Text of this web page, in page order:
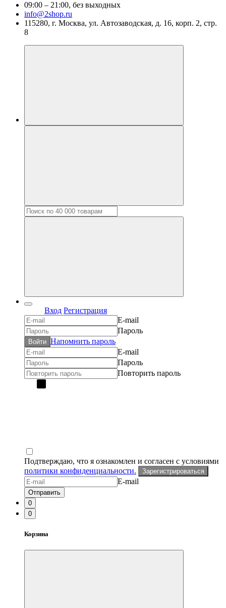
09:00 – 21:00, без выходных
info@2shop.ru
115280, г. Москва, ул. Автозаводская, д. 16, корп. 2, стр.
8
Вход Регистрация
E-mail
Пароль
Войти Напомнить пароль
E-mail
Пароль
Повторить пароль
Подтверждаю, что я ознакомлен и согласен с условиями
политики конфиденциальности.
Зарегистрироваться
E-mail
Отправить
0
0
Корзина